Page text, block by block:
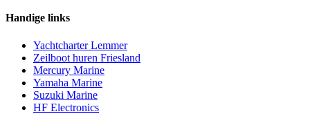
Handige links
Yachtcharter Lemmer
Zeilboot huren Friesland
Mercury Marine
Yamaha Marine
Suzuki Marine
HF Electronics